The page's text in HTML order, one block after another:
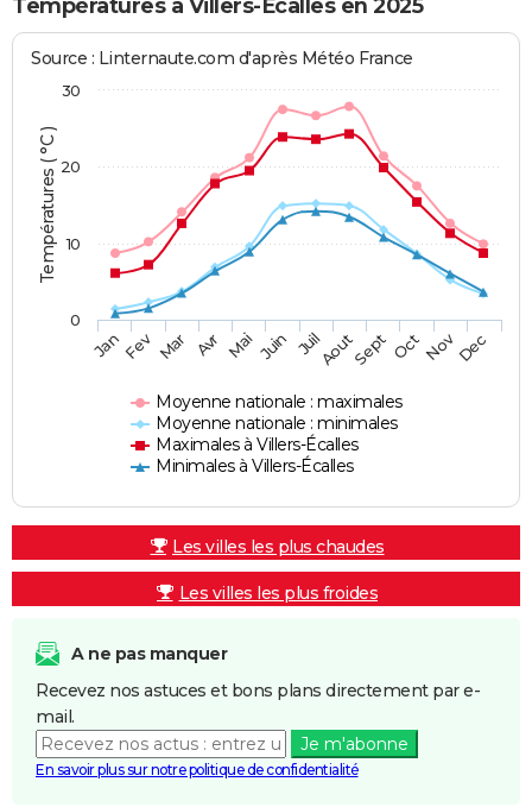
Températures à Villers-Écalles en 2025
Températures ( °C )
Source : Linternaute.com d'après Météo France
Moyenne nationale : maximales
Moyenne nationale : minimales
Maximales à Villers-Écalles
Minimales à Villers-Écalles
JanFev Mar Avr Mai Juin JuilAoutSept OctNovDec
0
10
20
30
Les villes les plus chaudes
Les villes les plus froides
A ne pas manquer
Recevez nos astuces et bons plans directement par e-
mail.
Je m'abonne
En savoir plus sur notre politique de confidentialité